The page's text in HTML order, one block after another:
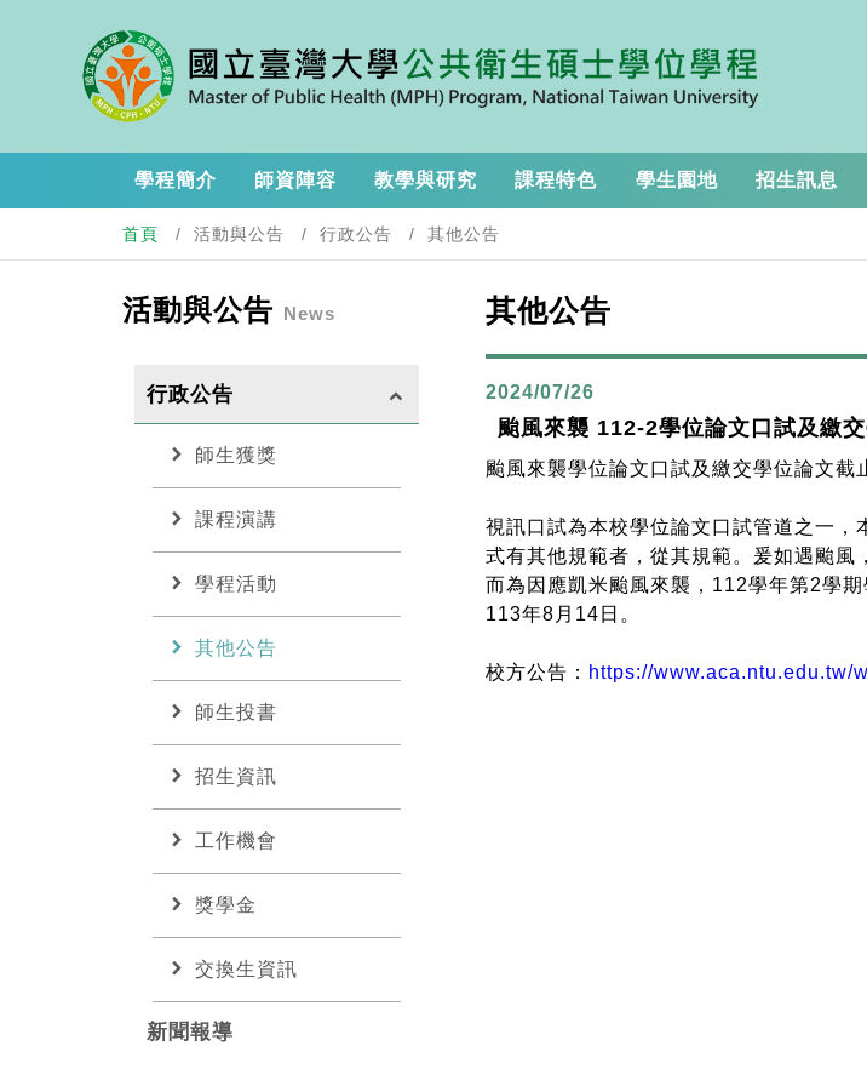
學程簡介 師資陣容 教學與研究 課程特色 學生園地 招生訊息
首頁 活動與公告 行政公告 其他公告
活動與公告 News
行政公告 keyboard_arrow_up
chevron_right 師生獲獎
chevron_right 課程演講
chevron_right 學程活動
chevron_right 其他公告
chevron_right 師生投書
chevron_right 招生資訊
chevron_right 工作機會
chevron_right 獎學金
chevron_right 交換生資訊
新聞報導
其他公告
2024/07/26
颱風來襲 112-2學位論文口試及繳
颱風來襲學位論文口試及繳交學位論文截
視訊口試為本校學位論文口試管道之一
式有其他規範者，從其規範。爰如遇颱風
而為因應凱米颱風來襲，112學年第2學
113年8月14日。
校方公告： https://www.aca.ntu.edu.tw/